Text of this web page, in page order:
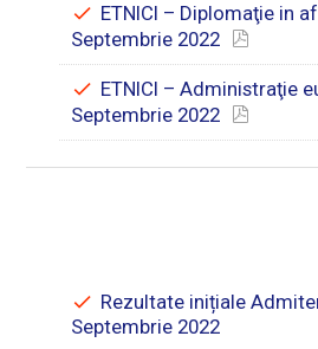
ETNICI – Diplomaţie in
Septembrie 2022
ETNICI – Administraţie
Septembrie 2022
Rezultate inițiale
Septembrie 2022